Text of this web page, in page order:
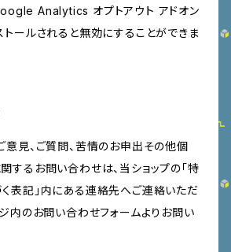
Analytics オプトアウト アドオン
トールされると無効にすることができま
意見、ご質問、苦情のお申出その他個
するお問い合わせは、当ショップの「特
表記」内にある連絡先へご連絡いただ
ジ内のお問い合わせフォームよりお問い